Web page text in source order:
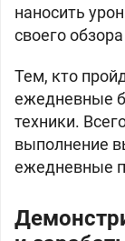
наносить
своего
Тем, кто
ежедневные
техники.
выполнение
ежедневные